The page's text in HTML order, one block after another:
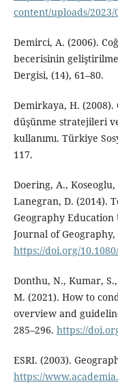
content/uploads/2023/
Demirci, A. (2006).
becerisinin
Dergisi, (14), 61–80.
Demirkaya, H.
düşünme stratejileri
kullanımı. Türkiye
117.
Doering, A.,
Lanegran, D. (2014).
Geography Education
Journal of Geography,
https://doi.org/
Donthu, N., Kumar,
M. (2021). How to
overview and
285–296. https://
ESRI. (2003).
https://